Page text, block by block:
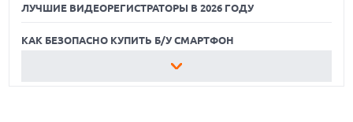
ЛУЧШИЕ ВИДЕОРЕГИСТРАТОРЫ В 2026 ГОДУ
КАК БЕЗОПАСНО КУПИТЬ Б/У СМАРТФОН
ЛУЧШИЕ АВТОНОМНЫЕ ГАЗОНОКОСИЛКИ В 2026 ГОДУ